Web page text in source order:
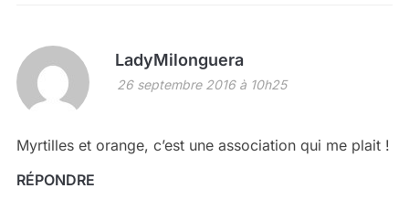
LadyMilonguera
26 septembre 2016 à 10h25
Myrtilles et orange, c’est une association qui me plait !
RÉPONDRE